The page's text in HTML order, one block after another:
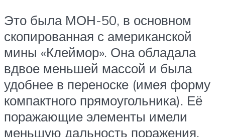
Это была МОН-50, в основном
скопированная с американской
мины «Клеймор». Она обладала
вдвое меньшей массой и была
удобнее в переноске (имея форму
компактного прямоугольника). Её
поражающие элементы имели
меньшую дальность поражения,